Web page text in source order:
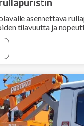
asennettava
tilavuutta ja